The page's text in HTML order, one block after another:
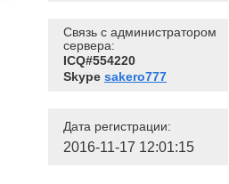
Связь с администратором
сервера:
ICQ#554220
Skype sakero777
Дата регистрации:
2016-11-17 12:01:15